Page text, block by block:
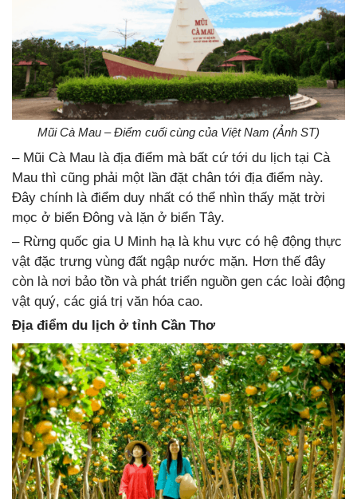
Mũi Cà Mau – Điểm cuối cùng của Việt Nam (Ảnh ST)
– Mũi Cà Mau là địa điểm mà bất cứ tới du lịch tại Cà
Mau thì cũng phải một lần đặt chân tới địa điểm này.
Đây chính là điểm duy nhất có thể nhìn thấy mặt trời
mọc ở biển Đông và lặn ở biển Tây.
– Rừng quốc gia U Minh hạ là khu vực có hệ động thực
vật đặc trưng vùng đất ngập nước mặn. Hơn thế đây
còn là nơi bảo tồn và phát triển nguồn gen các loài động
vật quý, các giá trị văn hóa cao.
Địa điểm du lịch ở tỉnh Cần Thơ